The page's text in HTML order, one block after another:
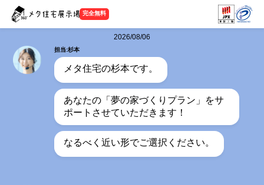
完全無料
2026/08/06
担当:杉本
メタ住宅の杉本です。
あなたの「夢の家づくりプラン」をサ
ポートさせていただきます！
なるべく近い形でご選択ください。